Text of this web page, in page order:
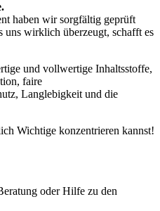
haben wir sorgfältig geprüft
uns wirklich überzeugt, schafft es
und vollwertige Inhaltsstoffe,
faire
Langlebigkeit und die
Wichtige konzentrieren kannst!
oder Hilfe zu den